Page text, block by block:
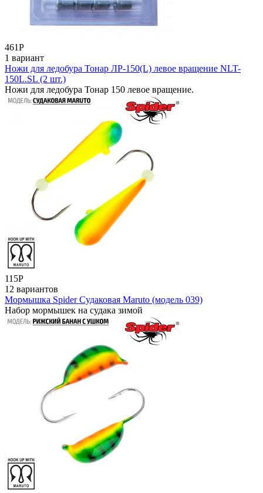
461Р
1 вариант
Ножи для ледобура Тонар ЛР-150(L) левое вращение NLT-
150L.SL (2 шт.)
Ножи для ледобура Тонар 150 левое вращение.
115Р
12 вариантов
Мормышка Spider Судаковая Maruto (модель 039)
Набор мормышек на судака зимой